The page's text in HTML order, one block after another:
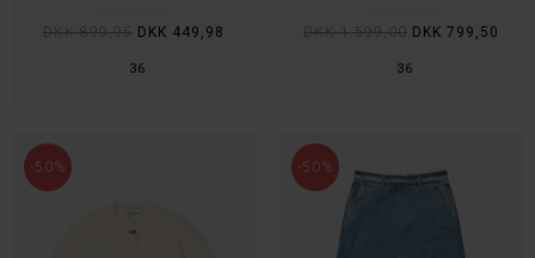
36
DKK 899,95 DKK 449,98
36
DKK 1.599,00 DKK 799,50
-50% -50%